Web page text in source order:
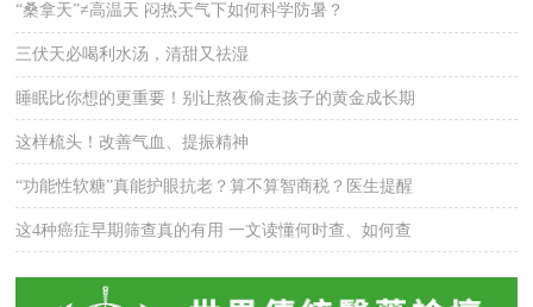
“桑拿天”≠高温天 闷热天气下如何科学防暑？
三伏天必喝利水汤，清甜又祛湿
睡眠比你想的更重要！别让熬夜偷走孩子的黄金成长期
这样梳头！改善气血、提振精神
“功能性软糖”真能护眼抗老？算不算智商税？医生提醒
这4种癌症早期筛查真的有用 一文读懂何时查、如何查